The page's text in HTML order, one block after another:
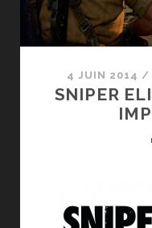
4 JUIN 2014 /
SNIPER